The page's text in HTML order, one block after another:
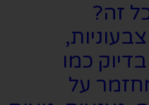
זה?
כמו
על